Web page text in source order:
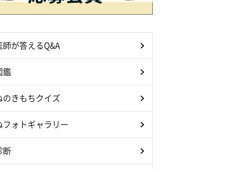
師が答えるQ&A
鑑
のきもちクイズ
フォトギャラリー
断